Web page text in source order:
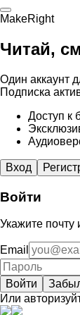
MakeRight
Читай,
Один аккаунт
Подписка
Доступ к
Вход
Войти
Укажите почту
Email
Войти
Или